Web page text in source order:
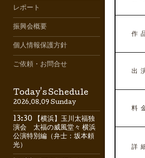
作
出
料
詳
レポート
振興会概要
個人情報保護方針
ご依頼・お問合せ
Today's Schedule
2026.08.09 Sunday
13:30 【横浜】玉川太福独
演会 太福の威風堂々 横浜
公演特別編（弁士：坂本頼
光）